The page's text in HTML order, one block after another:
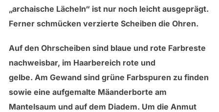
„archaische Lächeln“ ist nur noch leicht ausgeprägt.
Ferner schmücken verzierte Scheiben die Ohren.
Auf den Ohrscheiben sind blaue und rote Farbreste
nachweisbar, im Haarbereich rote und
gelbe. Am Gewand sind grüne Farbspuren zu finden
sowie eine aufgemalte Mäanderborte am
Mantelsaum und auf dem Diadem. Um die Anmut